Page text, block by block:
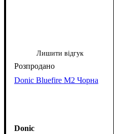
Лишити відгук
Donic Bluefire M2 Чорна
Donic